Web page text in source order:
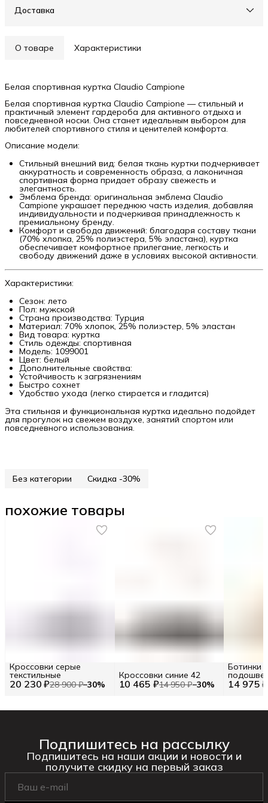
Доставка
О товаре Характеристики
Белая спортивная куртка Claudio Campione
Белая спортивная куртка Claudio Campione — стильный и
практичный элемент гардероба для активного отдыха и
повседневной носки. Она станет идеальным выбором для
любителей спортивного стиля и ценителей комфорта.
Описание модели:
Стильный внешний вид: белая ткань куртки подчеркивает
аккуратность и современность образа, а лаконичная
спортивная форма придает образу свежесть и
элегантность.
Эмблема бренда: оригинальная эмблема Claudio
Campione украшает переднюю часть изделия, добавляя
индивидуальности и подчеркивая принадлежность к
премиальному бренду.
Комфорт и свобода движений: благодаря составу ткани
(70% хлопка, 25% полиэстера, 5% эластана), куртка
обеспечивает комфортное прилегание, легкость и
свободу движений даже в условиях высокой активности.
Характеристики:
Сезон: лето
Пол: мужской
Страна производства: Турция
Материал: 70% хлопок, 25% полиэстер, 5% эластан
Вид товара: куртка
Стиль одежды: спортивная
Модель: 1099001
Цвет: белый
Дополнительные свойства:
Устойчивость к загрязнениям
Быстро сохнет
Удобство ухода (легко стирается и гладится)
Эта стильная и функциональная куртка идеально подойдет
для прогулок на свежем воздухе, занятий спортом или
повседневного использования.
Без категории Скидка -30%
похожие товары
20 230 ₽28 900 ₽−30%
Кроссовки серые
текстильные
10 465 ₽14 950 ₽−30%
Кроссовки синие 42
14 975 ₽
Ботинки
подошве
36.5 / 36.5
Подпишитесь на рассылку
Подпишитесь на наши акции и новости и
получите скидку на первый заказ